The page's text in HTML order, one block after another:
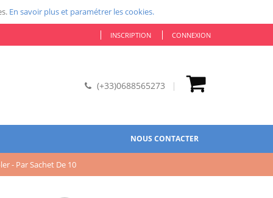
En savoir plus et paramétrer les cookies.
INSCRIPTION CONNEXION
(+33)0688565273
NOUS CONTACTER
- Par Sachet De 10